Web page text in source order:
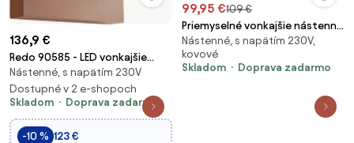
136,9 €
Redo 90585 - LED vonkajšie
nástenné svietidlo FLIP
LED/20W/230V 3000K IP54
hnedá
Nástenné, s napätím 230V
Dostupné v 2 e-shopoch
Skladom
Doprava zadarmo
-10 % 123 €
99,95 €109 €
Priemyselné vonkajšie nástenné
svietidlo hrdzavohnedé 55 cm
vrátane LED IP65 - Hannah
Nástenné, s napätím 230V,
kovové
Skladom
Doprava zadarmo